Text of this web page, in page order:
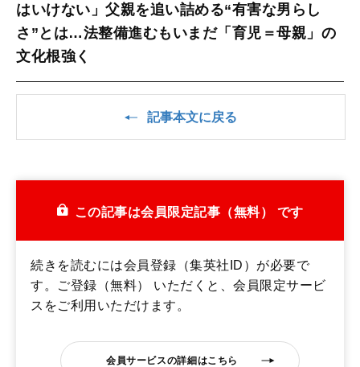
はいけない」父親を追い詰める“有害な男らし
さ”とは…法整備進むもいまだ「育児＝母親」の
文化根強く
記事本文に戻る
この記事は会員限定記事（無料） です
続きを読むには会員登録（集英社ID）が必要で
す。ご登録（無料） いただくと、会員限定サービ
スをご利用いただけます。
会員サービスの詳細はこちら